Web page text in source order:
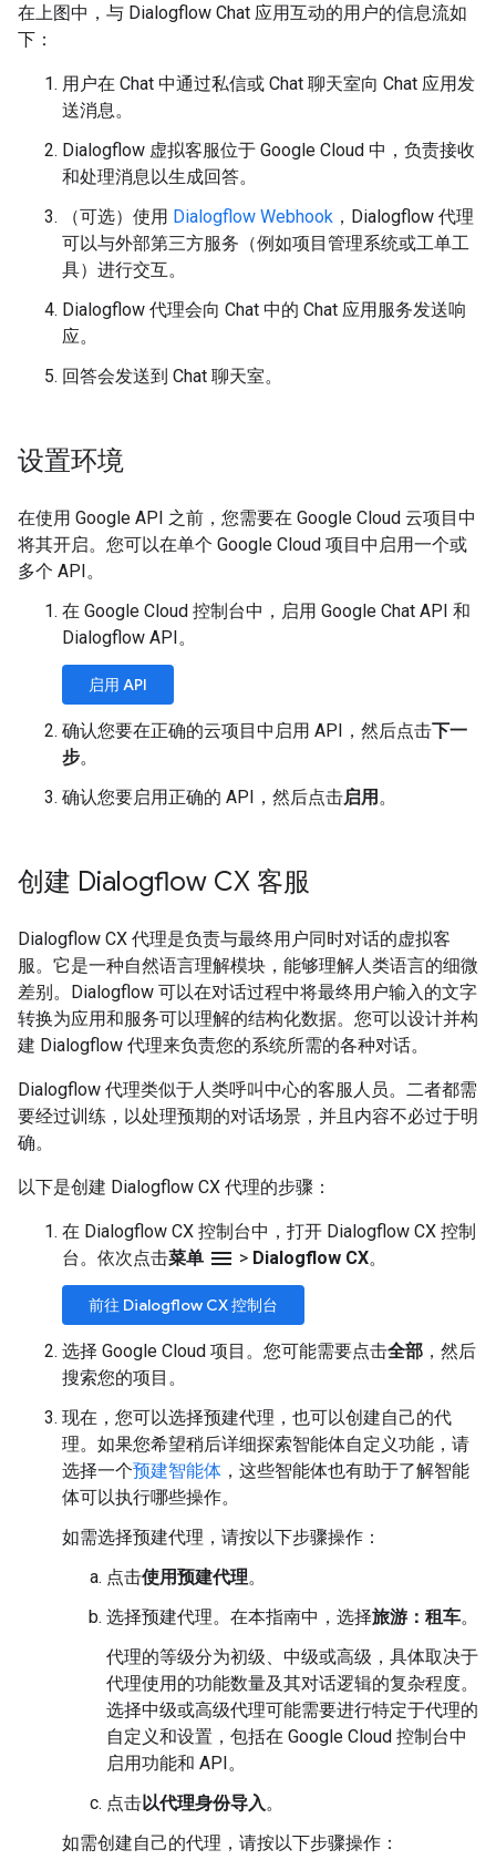
在上图中，与 Dialogflow Chat 应用互动的用户的信息流如
下：
用户在 Chat 中通过私信或 Chat 聊天室向 Chat 应用发
送消息。
Dialogflow 虚拟客服位于 Google Cloud 中，负责接收
和处理消息以生成回答。
（可选）使用 Dialogflow Webhook ，Dialogflow 代理
可以与外部第三方服务（例如项目管理系统或工单工
具）进行交互。
Dialogflow 代理会向 Chat 中的 Chat 应用服务发送响
应。
回答会发送到 Chat 聊天室。
设置环境
在使用 Google API 之前，您需要在 Google Cloud 云项目中
将其开启。您可以在单个 Google Cloud 项目中启用一个或
多个 API。
在 Google Cloud 控制台中，启用 Google Chat API 和
Dialogflow API。
启用 API
确认您要在正确的云项目中启用 API，然后点击下一
步。
确认您要启用正确的 API，然后点击启用 。
创建 Dialogflow CX 客服
Dialogflow CX 代理是负责与最终用户同时对话的虚拟客
服。它是一种自然语言理解模块，能够理解人类语言的细微
差别。Dialogflow 可以在对话过程中将最终用户输入的文字
转换为应用和服务可以理解的结构化数据。您可以设计并构
建 Dialogflow 代理来负责您的系统所需的各种对话。
Dialogflow 代理类似于人类呼叫中心的客服人员。二者都需
要经过训练，以处理预期的对话场景，并且内容不必过于明
确。
以下是创建 Dialogflow CX 代理的步骤：
在 Dialogflow CX 控制台中，打开 Dialogflow CX 控制
台。依次点击菜单 menu > Dialogflow CX。
前往 Dialogflow CX 控制台
选择 Google Cloud 项目。您可能需要点击全部 ，然后
搜索您的项目。
现在，您可以选择预建代理，也可以创建自己的代
理。如果您希望稍后详细探索智能体自定义功能，请
选择一个预建智能体 ，这些智能体也有助于了解智能
体可以执行哪些操作。
如需选择预建代理，请按以下步骤操作：
点击使用预建代理。
选择预建代理。在本指南中，选择旅游：租车。
代理的等级分为初级、中级或高级，具体取决于
代理使用的功能数量及其对话逻辑的复杂程度。
选择中级或高级代理可能需要进行特定于代理的
自定义和设置，包括在 Google Cloud 控制台中
启用功能和 API。
点击以代理身份导入 。
如需创建自己的代理，请按以下步骤操作：